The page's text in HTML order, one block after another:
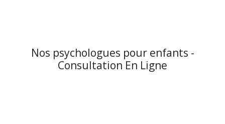
Nos psychologues pour enfants -
Consultation En Ligne